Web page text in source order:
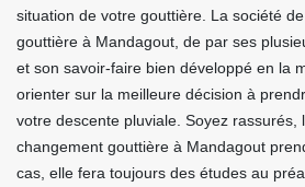
situation de votre gouttière. La société
gouttière à Mandagout, de par ses
et son savoir-faire bien développé en la
orienter sur la meilleure décision à
votre descente pluviale. Soyez rassurés,
changement gouttière à Mandagout
cas, elle fera toujours des études au